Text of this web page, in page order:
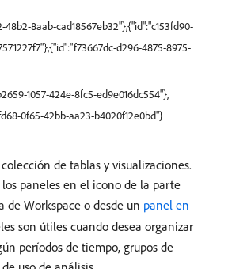
48b2-8aab-cad18567eb32"},{"id":"c153fd90-
d296-4875-8975-
1057-424e-8fc5-ed9e016dc554"},
0f65-42bb-aa23-b4020f12e0bd"}
de tablas y visualizaciones.
los paneles en el icono de la parte
de Workspace o desde un panel en
son útiles cuando desea organizar
períodos de tiempo, grupos de